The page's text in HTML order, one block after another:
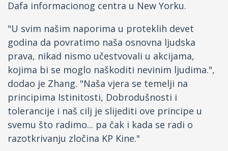
Dafa informacionog centra u New Yorku.
"U svim našim naporima u proteklih devet
godina da povratimo naša osnovna ljudska
prava, nikad nismo učestvovali u akcijama,
kojima bi se moglo naškoditi nevinim ljudima.",
dodao je Zhang. "Naša vjera se temelji na
principima Istinitosti, Dobrodušnosti i
tolerancije i naš cilj je slijediti ove principe u
svemu što radimo... pa čak i kada se radi o
razotkrivanju zločina KP Kine."